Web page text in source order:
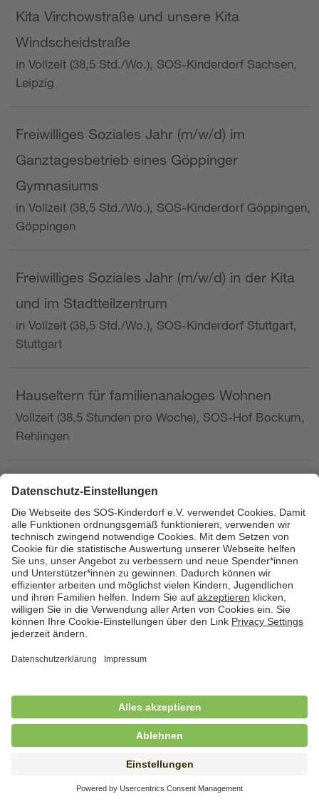
Kita Virchowstraße und unsere Kita
Windscheidstraße
in Vollzeit (38,5 Std./Wo.), SOS-Kinderdorf Sachsen,
Leipzig
Freiwilliges Soziales Jahr (m/w/d) im
Ganztagesbetrieb eines Göppinger
Gymnasiums
in Vollzeit (38,5 Std./Wo.), SOS-Kinderdorf Göppingen,
Göppingen
Freiwilliges Soziales Jahr (m/w/d) in der Kita
und im Stadtteilzentrum
in Vollzeit (38,5 Std./Wo.), SOS-Kinderdorf Stuttgart,
Stuttgart
Hauseltern für familienanaloges Wohnen
Vollzeit (38,5 Stunden pro Woche), SOS-Hof Bockum,
Rehlingen
Hauswirtschafterin / Köchin (m/w/d) als
Ausbilderin (m/w/d) im Bereich
Nahrungszubereitung
in Vollzeit (38,5 Std./Wo.), SOS-Kinderdorf
Saarbrücken, Saarbrücken
Hauswirtschaftskraft (m/w/d)
in Teilzeit (mind. 20 - max. 30 Std./.Wo.), SOS-
Hauswirtschaftskraft (m/w/d)
in unbefristeter Anstellung, Teilzeit (20 Std./Wo.), SOS-
Kinderdorf Dortmund, Hagen